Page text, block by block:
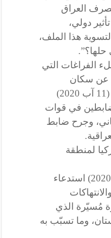
العراق
دولي،
هذا الملف،
حلها؟”.
الفراغات التي
عن سكان
المنطقة، استهدفت طائرة تركية بعد ظهر يوم الثلاثاء (11 آب 2020)
في قوات
وجرح ضابط
لمنطقة
وأعلنت وزارة الخارجيّة العراقية، يوم الأربعاء (12 آب 2020) استدعاء
مُسيّرة الذي
وما تسبّب به